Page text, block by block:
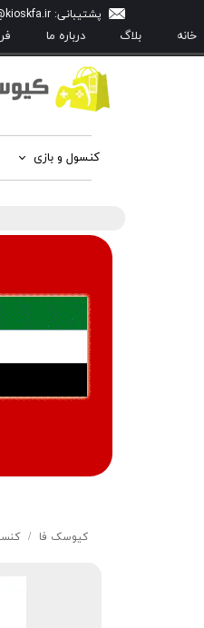
پشتیبانی:
خانه بلاگ درباره‌ ما
کنسول و بازی
کیوسک‌ فا